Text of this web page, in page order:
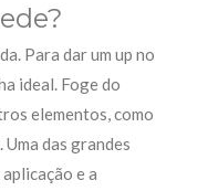
Para dar um up no
ideal. Foge do
elementos, como
das grandes
e a